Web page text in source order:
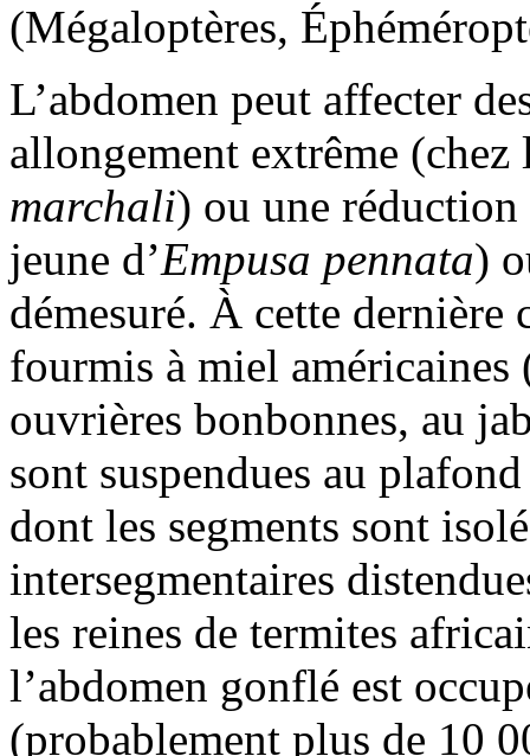
(Mégaloptères,
L’abdomen peut affecter
allongement extrême (chez
marchali) ou une
jeune d’Empusa pennata)
démesuré. À cette dernière
fourmis à miel américaines
ouvrières bonbonnes, au
sont suspendues au
dont les segments sont
intersegmentaires
les reines de termites
l’abdomen gonflé est
(probablement plus de 10